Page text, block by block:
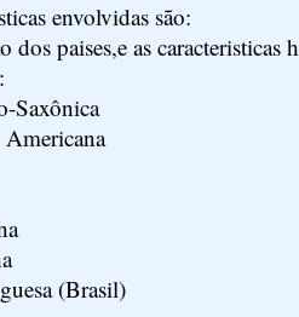
envolvidas são:
dos paises,e as caracteristicas
Saxônica
(Brasil)